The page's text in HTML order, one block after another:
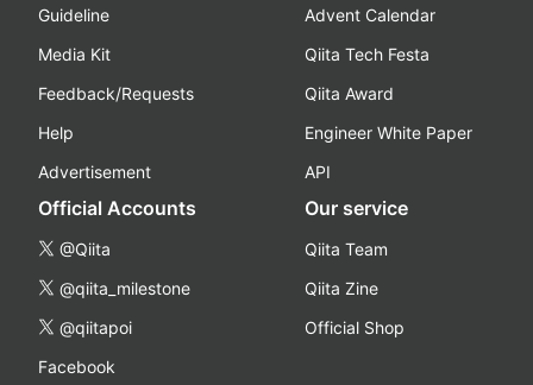
Guideline
Media Kit
Feedback/Requests
Help
Advertisement
Advent Calendar
Qiita Tech Festa
Qiita Award
Engineer White Paper
API
Official Accounts
@Qiita
@qiita_milestone
@qiitapoi
Facebook
Our service
Qiita Team
Qiita Zine
Official Shop